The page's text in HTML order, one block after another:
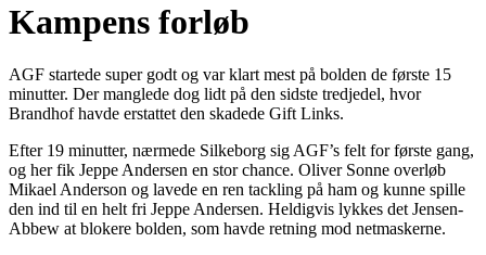
Kampens forløb
AGF startede super godt og var klart mest på bolden de første 15
minutter. Der manglede dog lidt på den sidste tredjedel, hvor
Brandhof havde erstattet den skadede Gift Links.
Efter 19 minutter, nærmede Silkeborg sig AGF’s felt for første gang,
og her fik Jeppe Andersen en stor chance. Oliver Sonne overløb
Mikael Anderson og lavede en ren tackling på ham og kunne spille
den ind til en helt fri Jeppe Andersen. Heldigvis lykkes det Jensen-
Abbew at blokere bolden, som havde retning mod netmaskerne.